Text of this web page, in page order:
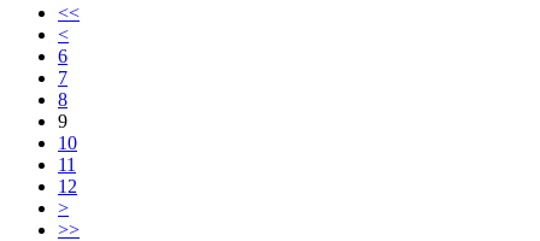
<<
<
6
7
8
9
10
11
12
>
>>